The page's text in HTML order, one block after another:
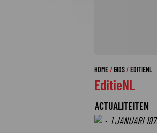
HOME GIDS EDITIENL
EditieNL
ACTUALITEITEN
· 1 JANUARI